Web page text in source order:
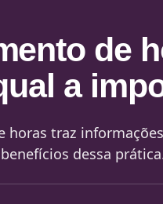
de
a
horas traz
dessa